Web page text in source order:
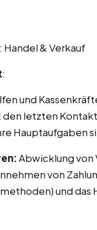
: Handel & Verkauf
:
und
den letzten
Hauptaufgaben
Abwicklung von
von
und das